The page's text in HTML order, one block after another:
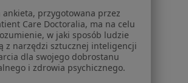
Pomoc
Aplikacje mobilne
Blog dla pacjentów
Dla profesjonalistów
ankieta, przygotowana przez
Care Doctoralia, ma na celu
w jaki sposób ludzie
z narzędzi sztucznej inteligencji
dla swojego dobrostanu
i zdrowia psychicznego.